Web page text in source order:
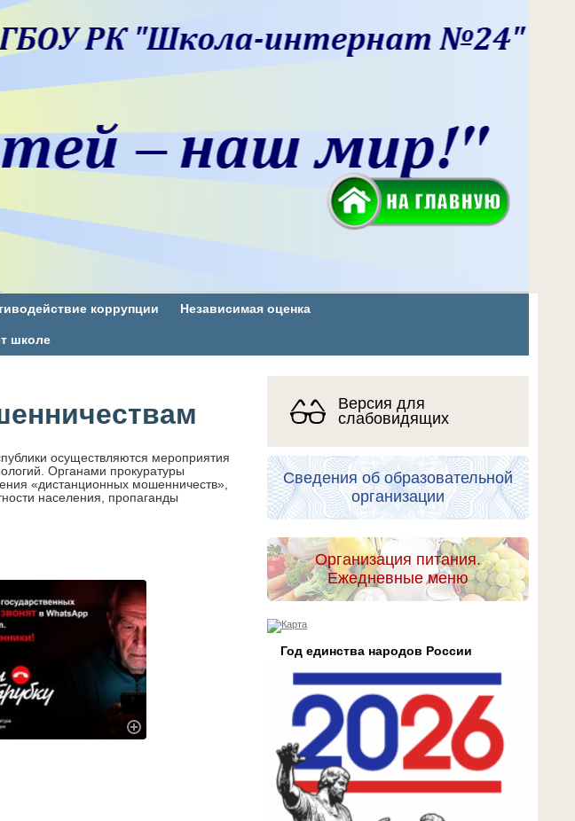
коррупции Независимая оценка
школе
осуществляются мероприятия
Органами прокуратуры
«дистанционных мошенничеств»,
населения, пропаганды
Версия для
слабовидящих
Сведения об образовательной
организации
Организация питания.
Ежедневные меню
Год единства народов России